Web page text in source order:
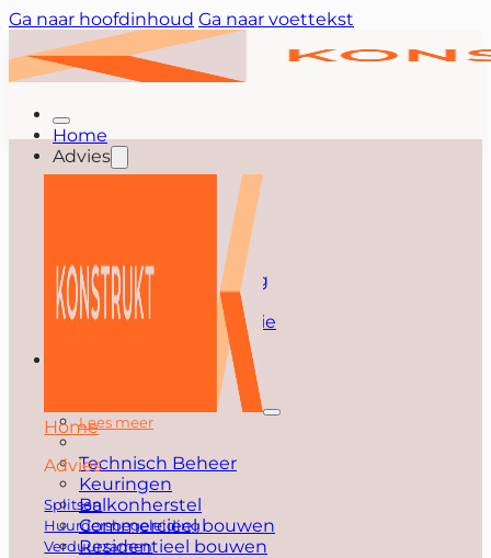
Ga naar hoofdinhoud Ga naar voettekst
Home
Advies
Splitsen
Huurdersbegeleiding
Verduurzamen
Vastgoedoptimalisatie
Lees meer
Technisch Beheer
Keuringen
Balkonherstel
Commercieel bouwen
Residentieel bouwen
Home
Advies
Splitsen
Huurdersbegeleiding
Verduurzamen